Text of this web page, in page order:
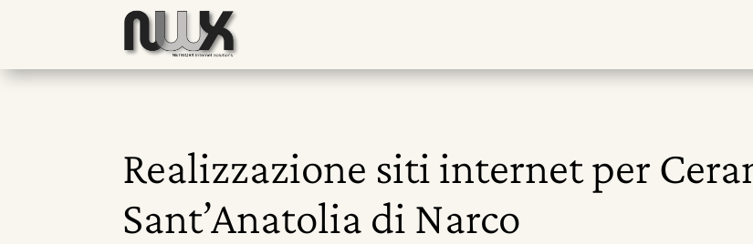
Realizzazione siti internet per
Sant’Anatolia di Narco